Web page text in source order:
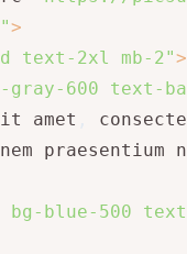
>
text-2xl mb-2">
600 text-
amet
praesentium
bg-blue-500